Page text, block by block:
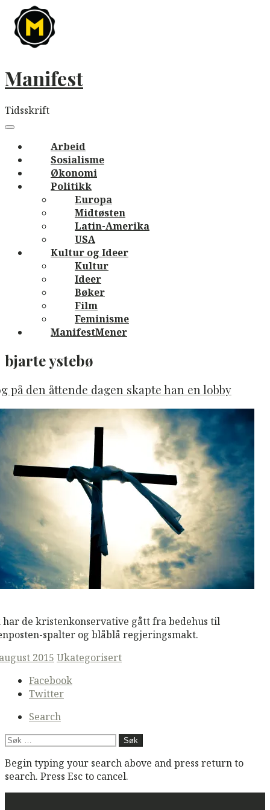
Skip
content
Manifest
Tidsskrift
navigation
Menu
Arbeid
Sosialisme
Økonomi
Politikk
Europa
Midtøsten
Latin-Amerika
USA
Kultur og Ideer
Kultur
Ideer
Bøker
Film
Feminisme
ManifestMener
bjarte ystebø
på den åttende dagen skapte han en lobby
har de kristenkonservative gått fra bedehus til
spalter og blåblå regjeringsmakt.
2015 Ukategorisert
Secondary
navigation
Facebook
Twitter
Search
Søk
Begin typing your search above and press return to
search. Press Esc to cancel.